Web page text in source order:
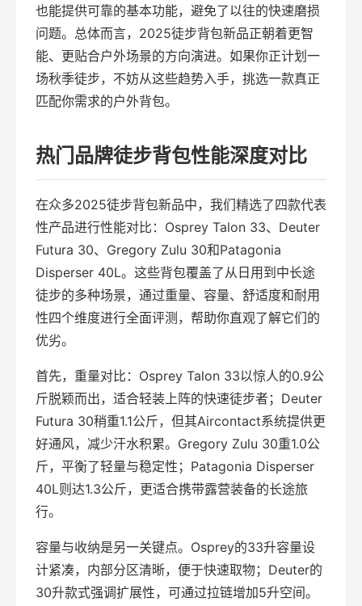
也能提供可靠的基本功能，避免了以往的快速磨损
问题。总体而言，2025徒步背包新品正朝着更智
能、更贴合户外场景的方向演进。如果你正计划一
场秋季徒步，不妨从这些趋势入手，挑选一款真正
匹配你需求的户外背包。
热门品牌徒步背包性能深度对比
在众多2025徒步背包新品中，我们精选了四款代表
性产品进行性能对比：Osprey Talon 33、Deuter
Futura 30、Gregory Zulu 30和Patagonia
Disperser 40L。这些背包覆盖了从日用到中长途
徒步的多种场景，通过重量、容量、舒适度和耐用
性四个维度进行全面评测，帮助你直观了解它们的
优劣。
首先，重量对比：Osprey Talon 33以惊人的0.9公
斤脱颖而出，适合轻装上阵的快速徒步者；Deuter
Futura 30稍重1.1公斤，但其Aircontact系统提供更
好通风，减少汗水积累。Gregory Zulu 30重1.0公
斤，平衡了轻量与稳定性；Patagonia Disperser
40L则达1.3公斤，更适合携带露营装备的长途旅
行。
容量与收纳是另一关键点。Osprey的33升容量设
计紧凑，内部分区清晰，便于快速取物；Deuter的
30升款式强调扩展性，可通过拉链增加5升空间。